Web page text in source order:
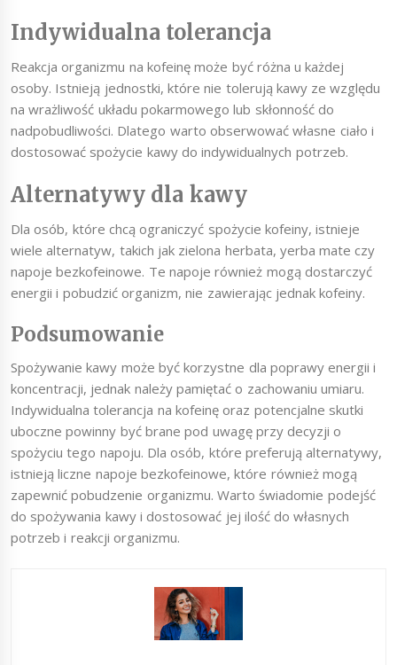
Indywidualna tolerancja
Reakcja organizmu na kofeinę może być różna u każdej
osoby. Istnieją jednostki, które nie tolerują kawy ze względu
na wrażliwość układu pokarmowego lub skłonność do
nadpobudliwości. Dlatego warto obserwować własne ciało i
dostosować spożycie kawy do indywidualnych potrzeb.
Alternatywy dla kawy
Dla osób, które chcą ograniczyć spożycie kofeiny, istnieje
wiele alternatyw, takich jak zielona herbata, yerba mate czy
napoje bezkofeinowe. Te napoje również mogą dostarczyć
energii i pobudzić organizm, nie zawierając jednak kofeiny.
Podsumowanie
Spożywanie kawy może być korzystne dla poprawy energii i
koncentracji, jednak należy pamiętać o zachowaniu umiaru.
Indywidualna tolerancja na kofeinę oraz potencjalne skutki
uboczne powinny być brane pod uwagę przy decyzji o
spożyciu tego napoju. Dla osób, które preferują alternatywy,
istnieją liczne napoje bezkofeinowe, które również mogą
zapewnić pobudzenie organizmu. Warto świadomie podejść
do spożywania kawy i dostosować jej ilość do własnych
potrzeb i reakcji organizmu.